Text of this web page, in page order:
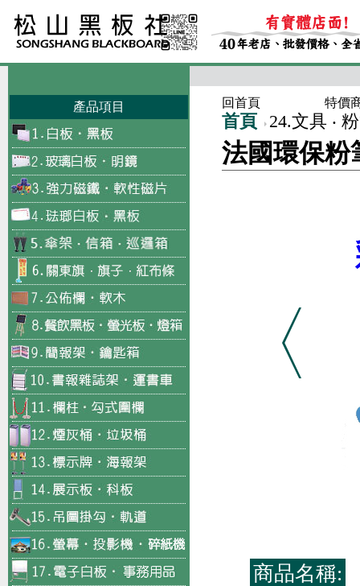
產品項目 回首頁 特價
首頁 24.文具 ‧
法國環保粉
商品名稱: